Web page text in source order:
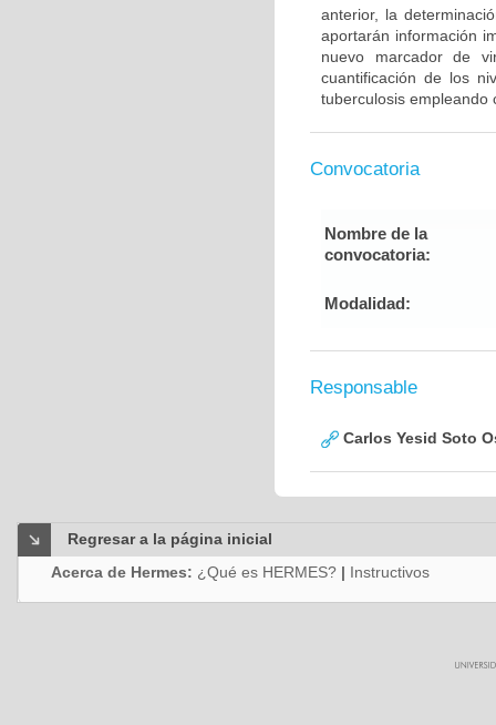
anterior, la
aportarán información
nuevo marcador de
cuantificación de los
tuberculosis empleando
Convocatoria
Nombre de la
convocatoria:
Modalidad:
Responsable
Carlos Yesid Soto
Regresar a la página inicial
Acerca de Hermes: ¿Qué es HERMES? | Instructivos